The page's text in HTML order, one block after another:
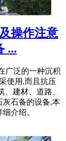
操作注意
...
广泛的一种沉积
使用,而且抗压
建材、道路、
灰石备的设备,本
介绍。